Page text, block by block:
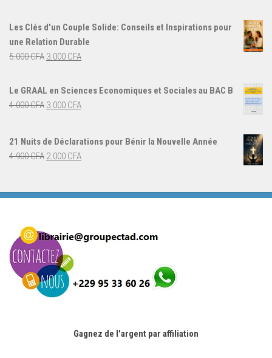
initial
était :
8.500 CFA.
actuel
est :
Les Clés d'un Couple Solide: Conseils et Inspirations pour
une Relation Durable
5.000CFA Le
initial
était :
3.000 CFALe
actuel
Le GRAAL en Sciences Economiques et Sociales au BAC B
4.000CFA Le
4.000 CFA.
3.000 CFALe
3.000 CFA.
21 Nuits de Déclarations pour Bénir la Nouvelle Année
4.900CFA Le
était :
2.000 CFA
est :
Gagnez de l'argent par affiliation